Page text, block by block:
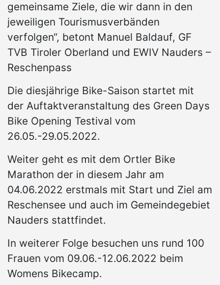
gemeinsame Ziele, die wir dann in den
jeweiligen Tourismusverbänden
verfolgen“, betont Manuel Baldauf, GF
TVB Tiroler Oberland und EWIV Nauders –
Reschenpass
Die diesjährige Bike-Saison startet mit
der Auftaktveranstaltung des Green Days
Bike Opening Testival vom
26.05.-29.05.2022.
Weiter geht es mit dem Ortler Bike
Marathon der in diesem Jahr am
04.06.2022 erstmals mit Start und Ziel am
Reschensee und auch im Gemeindegebiet
Nauders stattfindet.
In weiterer Folge besuchen uns rund 100
Frauen vom 09.06.-12.06.2022 beim
Womens Bikecamp.